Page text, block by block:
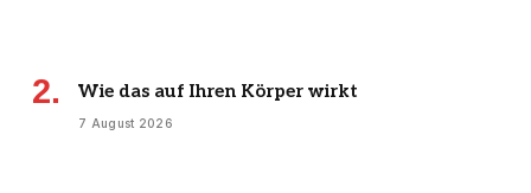
Wie das auf Ihren Körper wirkt
7 August 2026